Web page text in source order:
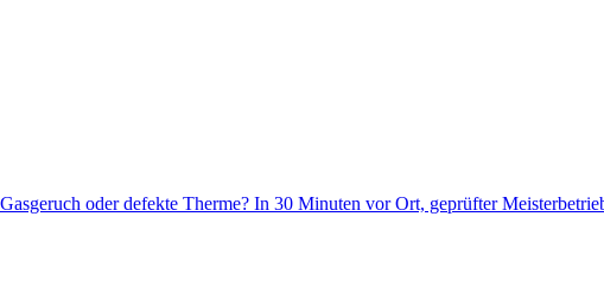
oder defekte Therme? In 30 Minuten vor Ort, geprüfter